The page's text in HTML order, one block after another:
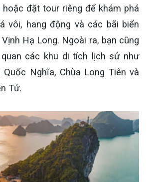
hoặc đặt tour riêng để khám phá
vôi, hang động và các bãi biển
Hạ Long. Ngoài ra, bạn cũng
các khu di tích lịch sử như
Nghĩa, Chùa Long Tiên và
Tử.